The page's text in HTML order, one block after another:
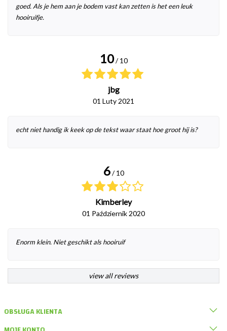
goed. Als je hem aan je bodem vast kan zetten is het een leuk
hooiruifje.
10 / 10
jbg
01 Luty 2021
echt niet handig ik keek op de tekst waar staat hoe groot hij is?
6 / 10
Kimberley
01 Październik 2020
Enorm klein. Niet geschikt als hooiruif
view all reviews
OBSŁUGA KLIENTA